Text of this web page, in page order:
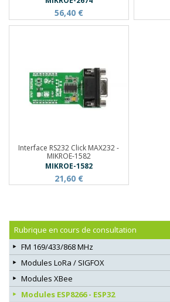
56,40 €
Interface RS232 Click MAX232 -
MIKROE-1582
MIKROE-1582
21,60 €
Rubrique en cours de consultation
FM 169/433/868 MHz
Modules LoRa / SIGFOX
Modules XBee
Modules ESP8266 - ESP32